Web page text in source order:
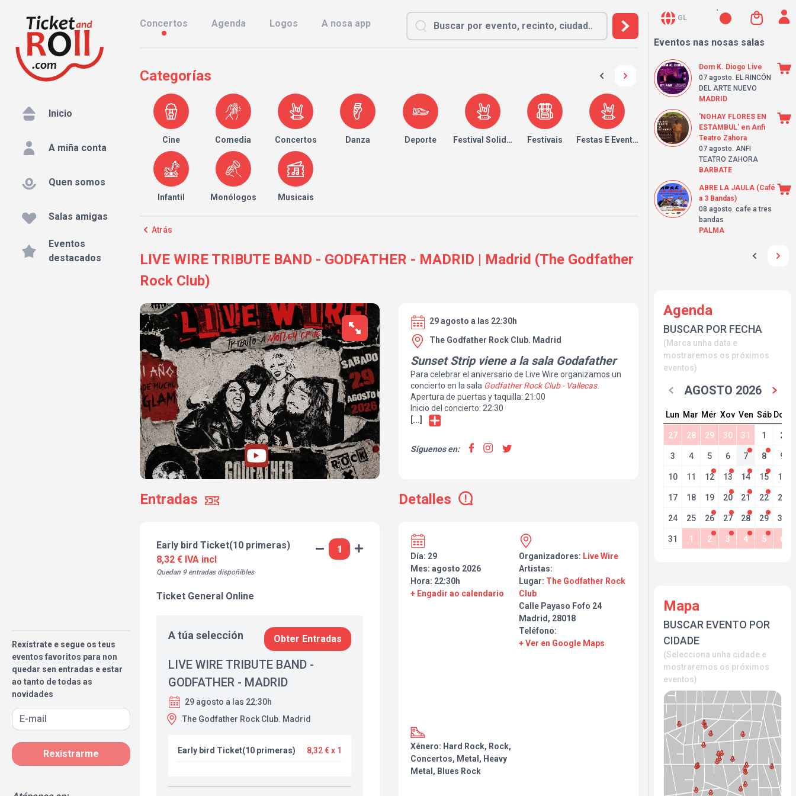
Inicio
A miña conta
Quen somos
Salas amigas
Eventos
destacados
Rexístrate e segue os teus
eventos favoritos para non
quedar sen entradas e estar
ao tanto de todas as
novidades
Rexistrarme
Concertos Agenda Logos A nosa app
Categorías
Cine Comedia Concertos Danza Deporte Festival Solidario Festivais Festas E Eventos
Infantil Monólogos Musicais
Atrás
LIVE WIRE TRIBUTE BAND - GODFATHER - MADRID | Madrid (The Godfather
Rock Club)
29 agosto a las 22:30h
The Godfather Rock Club. Madrid
Sunset Strip viene a la sala Godafather
Para celebrar el aniversario de Live Wire organizamos un
concierto en la sala Godfather Rock Club - Vallecas.
Apertura de puertas y taquilla: 21:00
Inicio del concierto: 22:30
[...]
Síguenos en:
Entradas Detalles
Early bird Ticket(10 primeras)
8,32 € IVA incl
Quedan 9 entradas dispoñibles
Ticket General Online
A túa selección Obter Entradas
LIVE WIRE TRIBUTE BAND -
GODFATHER - MADRID
29 agosto a las 22:30h
The Godfather Rock Club. Madrid
Early bird Ticket(10 primeras) 8,32 € x 1
Día: 29
Mes: agosto 2026
Hora: 22:30h
+ Engadir ao calendario
Organizadores: Live Wire
Artistas:
Lugar: The Godfather Rock
Club
Calle Payaso Fofo 24
Madrid, 28018
Teléfono:
+ Ver en Google Maps
Xénero: Hard Rock, Rock,
Concertos, Metal, Heavy
Metal, Blues Rock
GL
Eventos nas nosas salas
Dom K. Diogo Live
07 agosto. EL RINCÓN
DEL ARTE NUEVO
MADRID
'NOHAY FLORES EN
ESTAMBUL' en Anfi
Teatro Zahora
07 agosto. ANFI
TEATRO ZAHORA
BARBATE
ABRE LA JAULA (Café
a 3 Bandas)
08 agosto. cafe a tres
bandas
PALMA
Agenda
BUSCAR POR FECHA
(Marca unha data e
mostraremos os próximos
eventos)
AGOSTO 2026
Lun Mar Mér Xov Ven Sáb Dom
27 28 29 30 31 1 2
3 4 5 6 7 8 9
10 11 12 13 14 15 16
17 18 19 20 21 22 23
24 25 26 27 28 29 30
31 1 2 3 4 5 6
Mapa
BUSCAR EVENTO POR
CIDADE
(Selecciona unha cidade e
mostraremos os próximos
eventos)